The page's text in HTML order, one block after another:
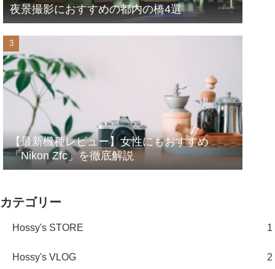
夜景撮影におすすめの都内の橋4選
【最新機種レビュー】女性にもおすすめ
「Nikon Zfc」を徹底解説
カテゴリー
Hossy's STORE 1
Hossy's VLOG 2